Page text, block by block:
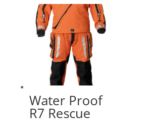
Water Proof
R7 Rescue